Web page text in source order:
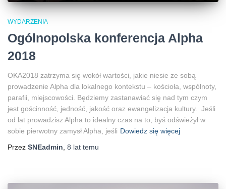
WYDARZENIA
Ogólnopolska konferencja Alpha
2018
OKA2018 zatrzyma się wokół wartości, jakie niesie ze sobą
prowadzenie Alpha dla lokalnego kontekstu – kościoła, wspólnoty,
parafii, miejscowości. Będziemy zastanawiać się nad tym czym
jest gościnność, jedność, jakość oraz ewangelizacja kultury. Jeśli
od lat prowadzisz Alpha to idealny czas na to, byś odświeżył w
sobie pierwotny zamysł Alpha, jeśli Dowiedz się więcej
Przez SNEadmin, 8 lat temu